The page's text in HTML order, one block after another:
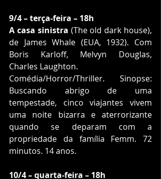
9/4 – terça-feira – 18h
A casa sinistra (The old dark house),
de James Whale (EUA, 1932). Com
Boris Karloff, Melvyn Douglas,
Charles Laughton.
Comédia/Horror/Thriller. Sinopse:
Buscando abrigo de uma
tempestade, cinco viajantes vivem
uma noite bizarra e aterrorizante
quando se deparam com a
propriedade da família Femm. 72
minutos. 14 anos.
10/4 – quarta-feira – 18h